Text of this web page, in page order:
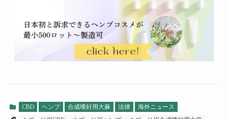
CBD ヘンプ 合成嗜好用大麻 法律
海外ニュース